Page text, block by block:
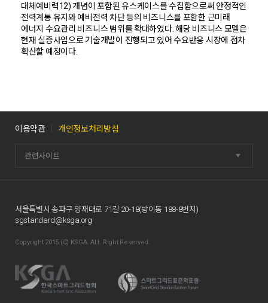
대체예비력12) 개념이 포함된 유스케이스를 수집함으로써 안정적인
전력계통 유지와 예비전력 차단 등의 비즈니스를 포함한 근미래
에너지 수요관리 비즈니스 범위를 확대하였다. 해당 비즈니스 모델은
현재 실증사업으로 기술개발이 진행되고 있어 수요반응 시장에 점차
확산할 예정이다.
이용약관 개인정보처리방침
관련사이트
서울특별시 송파구 양재대로 71길 20-18(방이동 188-8번지)
sgstandard@ksga.org
Copyright 2015 (C) KSGA. ALL Right Reserved.